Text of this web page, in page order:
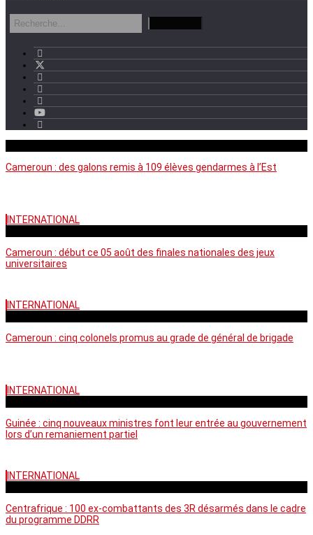
Cameroun : des galons remis à 109 élèves gendarmes à l’Est
INTERNATIONAL
Cameroun : début ce 05 août des finales nationales des jeux
universitaires
INTERNATIONAL
Cameroun : cinq colonels promus au grade de général de brigade
INTERNATIONAL
Guinée : cinq nouveaux ministres font leur entrée au gouvernement
lors d’un remaniement partiel
INTERNATIONAL
Centrafrique : 100 ex-combattants des 3R désarmés dans le cadre
du programme DDRR